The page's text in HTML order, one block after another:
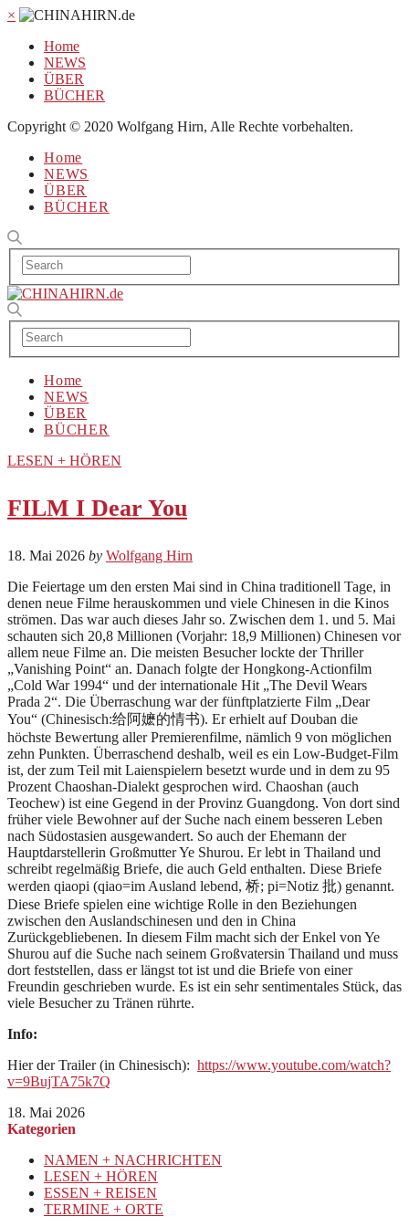
×
Home
NEWS
ÜBER
BÜCHER
Copyright © 2020 Wolfgang Hirn, Alle Rechte vorbehalten.
Home
NEWS
ÜBER
BÜCHER
Home
NEWS
ÜBER
BÜCHER
LESEN + HÖREN
FILM I Dear You
18. Mai 2026 by Wolfgang Hirn
Die Feiertage um den ersten Mai sind in China traditionell Tage, in
denen neue Filme herauskommen und viele Chinesen in die Kinos
strömen. Das war auch dieses Jahr so. Zwischen dem 1. und 5. Mai
schauten sich 20,8 Millionen (Vorjahr: 18,9 Millionen) Chinesen vor
allem neue Filme an. Die meisten Besucher lockte der Thriller
„Vanishing Point“ an. Danach folgte der Hongkong-Actionfilm
„Cold War 1994“ und der internationale Hit „The Devil Wears
Prada 2“. Die Überraschung war der fünftplatzierte Film „Dear
You“ (Chinesisch:给阿嬷的情书). Er erhielt auf Douban die
höchste Bewertung aller Premierenfilme, nämlich 9 von möglichen
zehn Punkten. Überraschend deshalb, weil es ein Low-Budget-Film
ist, der zum Teil mit Laienspielern besetzt wurde und in dem zu 95
Prozent Chaoshan-Dialekt gesprochen wird. Chaoshan (auch
Teochew) ist eine Gegend in der Provinz Guangdong. Von dort sind
früher viele Bewohner auf der Suche nach einem besseren Leben
nach Südostasien ausgewandert. So auch der Ehemann der
Hauptdarstellerin Großmutter Ye Shurou. Er lebt in Thailand und
schreibt regelmäßig Briefe, die auch Geld enthalten. Diese Briefe
werden qiaopi (qiao=im Ausland lebend, 桥; pi=Notiz 批) genannt.
Diese Briefe spielen eine wichtige Rolle in den Beziehungen
zwischen den Auslandschinesen und den in China
Zurückgebliebenen. In diesem Film macht sich der Enkel von Ye
Shurou auf die Suche nach seinem Großvatersin Thailand und muss
dort feststellen, dass er längst tot ist und die Briefe von einer
Freundin geschrieben wurde. Es ist ein sehr sentimentales Stück, das
viele Besucher zu Tränen rührte.
Info:
Hier der Trailer (in Chinesisch): https://www.youtube.com/watch?
v=9BujTA75k7Q
18. Mai 2026
Kategorien
NAMEN + NACHRICHTEN
LESEN + HÖREN
ESSEN + REISEN
TERMINE + ORTE